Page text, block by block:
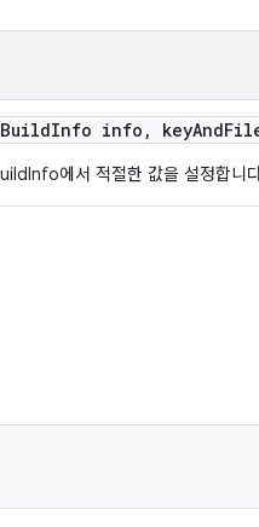
Info info , keyAnd
에서 적절한 값을 설정합니